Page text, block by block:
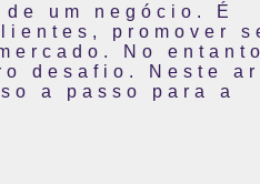
um negócio. É
promover
No
desafio. Neste
a passo para a